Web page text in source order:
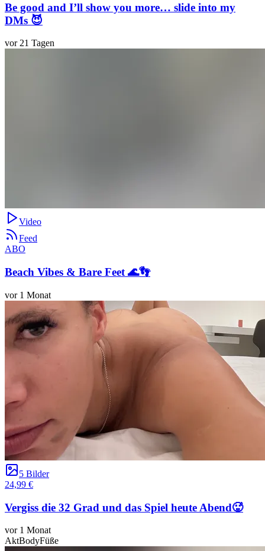
Be good and I’ll show you more… slide into my
DMs 😈
vor 21 Tagen
Video
Feed
ABO
Beach Vibes & Bare Feet 🌊👣
vor 1 Monat
5 Bilder
24,99 €
Vergiss die 32 Grad und das Spiel heute Abend🥵
vor 1 Monat
AktBodyFüße